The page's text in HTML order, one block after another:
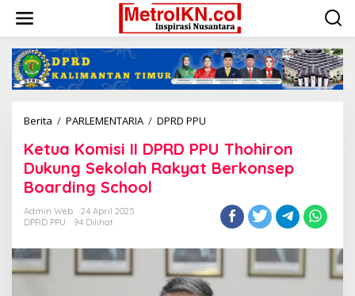
konten
Berita / PARLEMENTARIA / DPRD PPU
II
DPRD
PPU
Dukung
Sekolah
Berkonsep
Boarding
School
Ketua Komisi II DPRD PPU Thohiron
Dukung Sekolah Rakyat Berkonsep
Boarding School
Admin Web
24 April 2025
DPRD PPU
94 Dilihat